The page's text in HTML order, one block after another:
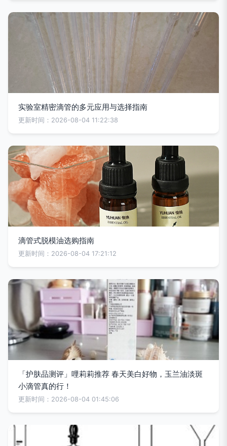
实验室精密滴管的多元应用与选择指南
更新时间：2026-08-04 11:22:38
滴管式脱模油选购指南
更新时间：2026-08-04 17:21:12
「护肤品测评」哩莉莉推荐 春天美白好物，玉兰油淡斑
小滴管真的行！
更新时间：2026-08-04 01:45:06